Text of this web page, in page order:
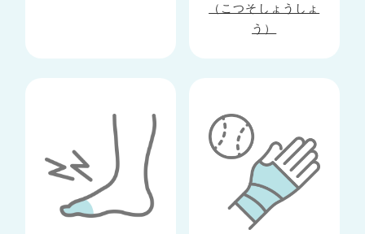
（こつそしょうしょ
う）